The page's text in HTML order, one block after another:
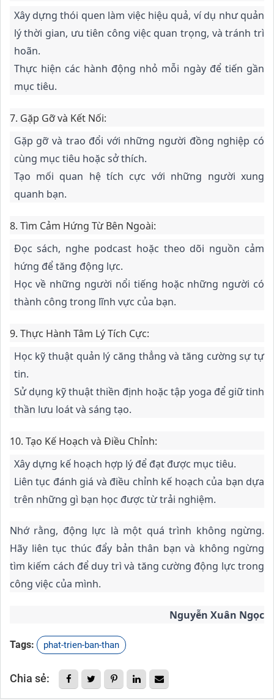
Xây dựng thói quen làm việc hiệu quả, ví dụ như quản
lý thời gian, ưu tiên công việc quan trọng, và tránh trì
hoãn.
Thực hiện các hành động nhỏ mỗi ngày để tiến gần
mục tiêu.
7. Gặp Gỡ và Kết Nối:
Gặp gỡ và trao đổi với những người đồng nghiệp có
cùng mục tiêu hoặc sở thích.
Tạo mối quan hệ tích cực với những người xung
quanh bạn.
8. Tìm Cảm Hứng Từ Bên Ngoài:
Đọc sách, nghe podcast hoặc theo dõi nguồn cảm
hứng để tăng động lực.
Học về những người nổi tiếng hoặc những người có
thành công trong lĩnh vực của bạn.
9. Thực Hành Tâm Lý Tích Cực:
Học kỹ thuật quản lý căng thẳng và tăng cường sự tự
tin.
Sử dụng kỹ thuật thiền định hoặc tập yoga để giữ tinh
thần lưu loát và sáng tạo.
10. Tạo Kế Hoạch và Điều Chỉnh:
Xây dựng kế hoạch hợp lý để đạt được mục tiêu.
Liên tục đánh giá và điều chỉnh kế hoạch của bạn dựa
trên những gì bạn học được từ trải nghiệm.
Nhớ rằng, động lực là một quá trình không ngừng.
Hãy liên tục thúc đẩy bản thân bạn và không ngừng
tìm kiếm cách để duy trì và tăng cường động lực trong
công việc của mình.
Nguyễn Xuân Ngọc
Tags: phat-trien-ban-than
Chia sẻ: